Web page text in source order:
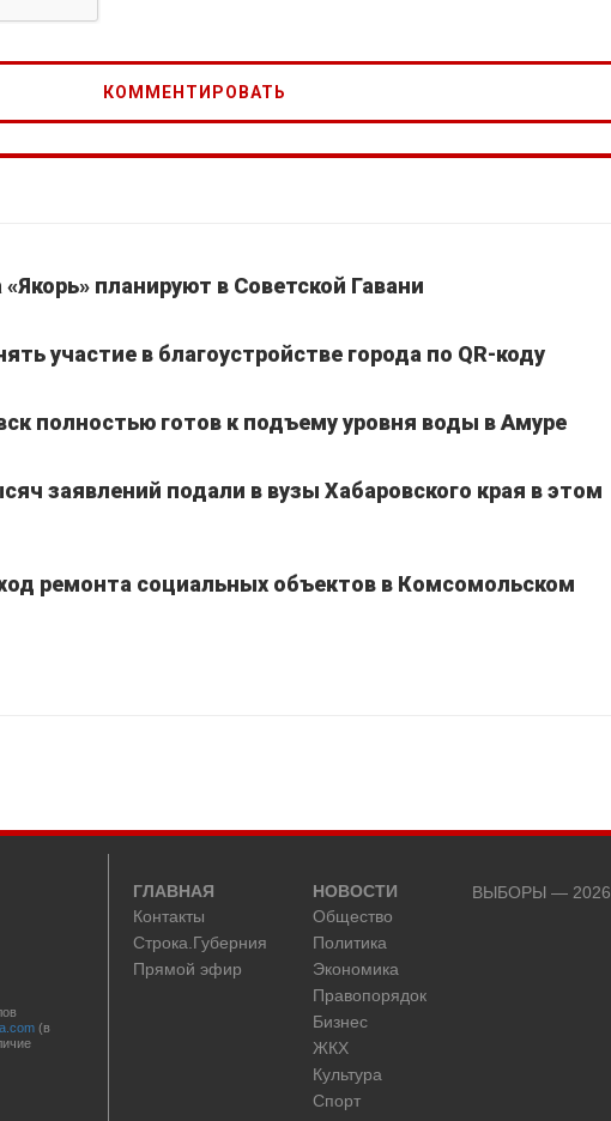
планируют в Советской Гавани
участие в благоустройстве города по QR-коду
полностью готов к подъему уровня воды в Амуре
заявлений подали в вузы Хабаровского края в этом
ремонта социальных объектов в Комсомольском
(в
ГЛАВНАЯ
Контакты
Строка.Губерния
Прямой эфир
НОВОСТИ
Общество
Политика
Экономика
Правопорядок
Бизнес
ЖКХ
Культура
Спорт
ВЫБОРЫ — 2026